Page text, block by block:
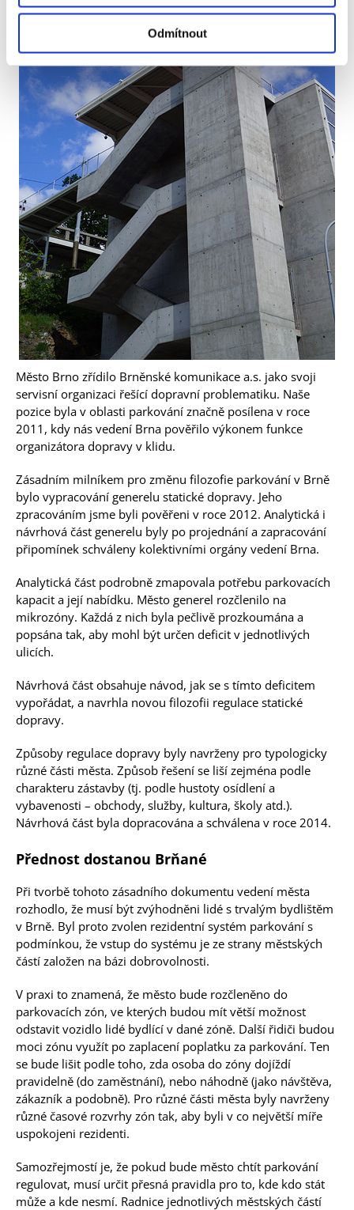
Odmítnout
Město Brno zřídilo Brněnské komunikace a.s. jako svoji
servisní organizaci řešící dopravní problematiku. Naše
pozice byla v oblasti parkování značně posílena v roce
2011, kdy nás vedení Brna pověřilo výkonem funkce
organizátora dopravy v klidu.
Zásadním milníkem pro změnu filozofie parkování v Brně
bylo vypracování generelu statické dopravy. Jeho
zpracováním jsme byli pověřeni v roce 2012. Analytická i
návrhová část generelu byly po projednání a zapracování
připomínek schváleny kolektivními orgány vedení Brna.
Analytická část podrobně zmapovala potřebu parkovacích
kapacit a její nabídku. Město generel rozčlenilo na
mikrozóny. Každá z nich byla pečlivě prozkoumána a
popsána tak, aby mohl být určen deficit v jednotlivých
ulicích.
Návrhová část obsahuje návod, jak se s tímto deficitem
vypořádat, a navrhla novou filozofii regulace statické
dopravy.
Způsoby regulace dopravy byly navrženy pro typologicky
různé části města. Způsob řešení se liší zejména podle
charakteru zástavby (tj. podle hustoty osídlení a
vybavenosti – obchody, služby, kultura, školy atd.).
Návrhová část byla dopracována a schválena v roce 2014.
Přednost dostanou Brňané
Při tvorbě tohoto zásadního dokumentu vedení města
rozhodlo, že musí být zvýhodněni lidé s trvalým bydlištěm
v Brně. Byl proto zvolen rezidentní systém parkování s
podmínkou, že vstup do systému je ze strany městských
částí založen na bázi dobrovolnosti.
V praxi to znamená, že město bude rozčleněno do
parkovacích zón, ve kterých budou mít větší možnost
odstavit vozidlo lidé bydlící v dané zóně. Další řidiči budou
moci zónu využít po zaplacení poplatku za parkování. Ten
se bude lišit podle toho, zda osoba do zóny dojíždí
pravidelně (do zaměstnání), nebo náhodně (jako návštěva,
zákazník a podobně). Pro různé části města byly navrženy
různé časové rozvrhy zón tak, aby byli v co největší míře
uspokojeni rezidenti.
Samozřejmostí je, že pokud bude město chtít parkování
regulovat, musí určit přesná pravidla pro to, kde kdo stát
může a kde nesmí. Radnice jednotlivých městských částí